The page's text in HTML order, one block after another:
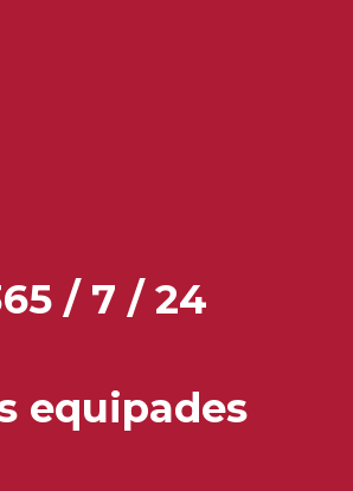
/ 7 / 24
equipades